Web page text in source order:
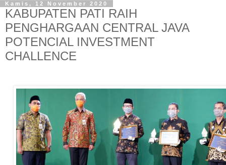
Kamis, 12 November 2020
KABUPATEN PATI RAIH
PENGHARGAAN CENTRAL JAVA
POTENCIAL INVESTMENT
CHALLENCE